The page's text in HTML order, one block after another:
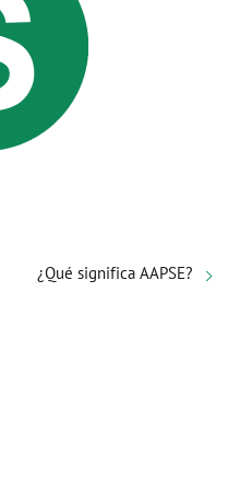
¿Qué significa AAPSE?